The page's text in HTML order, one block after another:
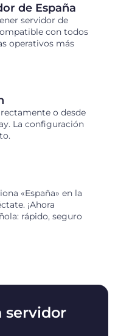
de España
servidor de
con todos
operativos más
o desde
La configuración
«España» en la
¡Ahora
rápido, seguro
servidor